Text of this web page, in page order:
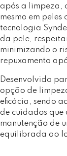
após a limpeza,
mesmo em
tecnologia
da pele,
minimizando o
repuxamento
Desenvolvido
opção de
eficácia, sendo
de cuidados que
manutenção de
equilibrada ao